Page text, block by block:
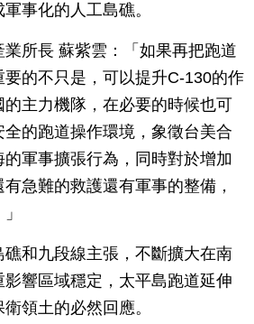
事化的人工島礁。
業所長 蘇紫雲：「如果再把跑道
的不只是，可以提升C-130的作
主力機隊，在必要的時候也可
的跑道操作環境，象徵台美合
軍事擴張行為，同時對於增加
急難的救護還有軍事的整備，
和九段線主張，不斷擴大在南
響區域穩定，太平島跑道延伸
領土的必然回應。